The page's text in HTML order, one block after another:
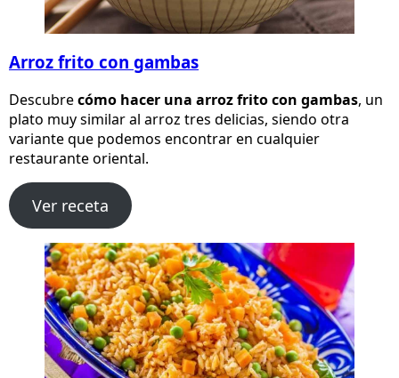
Arroz frito con gambas
Descubrecómo hacer una arroz frito con gambas, un
plato muy similar al arroz tres delicias, siendo otra
variante que podemos encontrar en cualquier
restaurante oriental.
Ver receta